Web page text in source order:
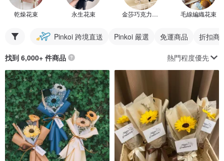
乾燥花束 永生花束 金莎巧克力花束 毛線編織花束
Pinkoi 跨境直送 Pinkoi 嚴選 免運商品 折扣商
找到 6,000+ 件商品 熱門程度優先